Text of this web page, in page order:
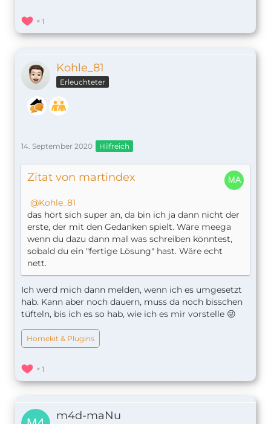
1
Kohle_81
Erleuchteter
14. September 2020 Hilfreich
Zitat von martindex
Kohle_81
das hört sich super an, da bin ich ja dann nicht der
erste, der mit den Gedanken spielt. Wäre meega
wenn du dazu dann mal was schreiben könntest,
sobald du ein "fertige Lösung" hast. Wäre echt
nett.
Ich werd mich dann melden, wenn ich es umgesetzt
hab. Kann aber noch dauern, muss da noch bisschen
tüfteln, bis ich es so hab, wie ich es mir vorstelle 😜
Homekit & Plugins
1
m4d-maNu